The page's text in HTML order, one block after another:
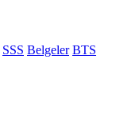
SSS Belgeler BTS